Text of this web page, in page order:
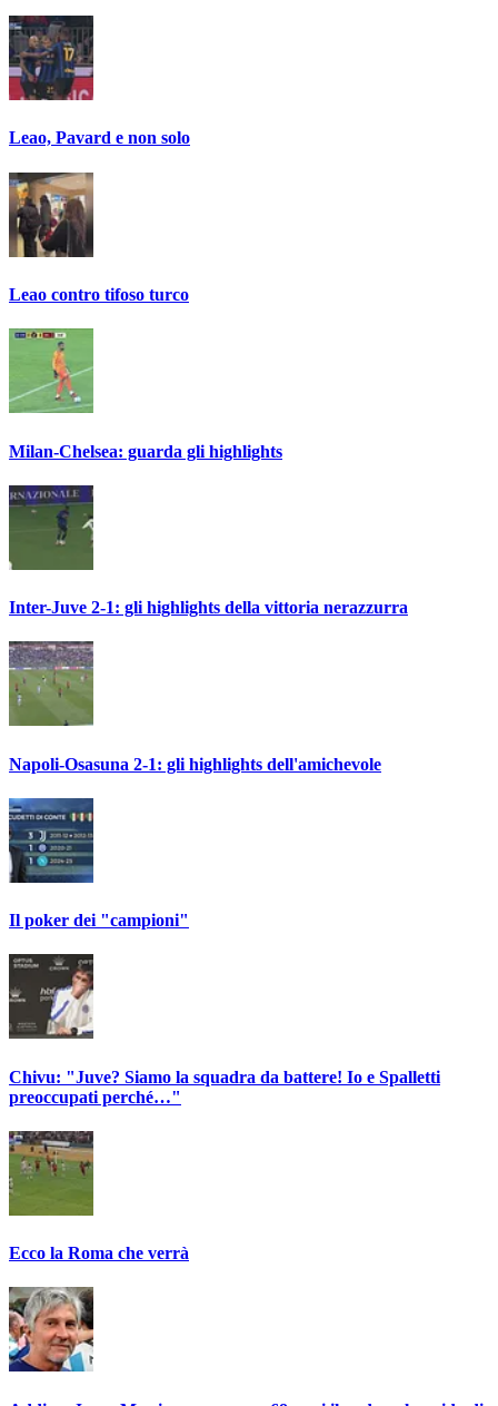
Leao, Pavard e non solo
Leao contro tifoso turco
Milan-Chelsea: guarda gli highlights
Inter-Juve 2-1: gli highlights della vittoria nerazzurra
Napoli-Osasuna 2-1: gli highlights dell'amichevole
Il poker dei "campioni"
Chivu: "Juve? Siamo la squadra da battere! Io e Spalletti
preoccupati perché…"
Ecco la Roma che verrà